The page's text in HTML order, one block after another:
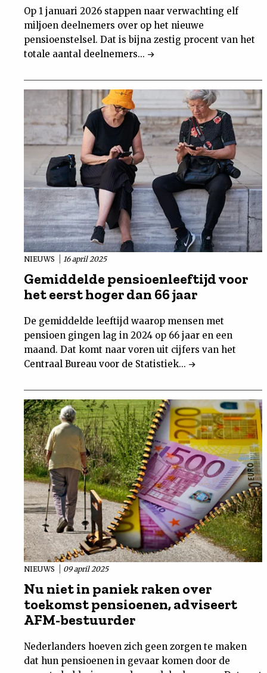
Op 1 januari 2026 stappen naar verwachting elf
miljoen deelnemers over op het nieuwe
pensioenstelsel. Dat is bijna zestig procent van het
totale aantal deelnemers...
NIEUWS 16 april 2025
Gemiddelde pensioenleeftijd voor
het eerst hoger dan 66 jaar
De gemiddelde leeftijd waarop mensen met
pensioen gingen lag in 2024 op 66 jaar en een
maand. Dat komt naar voren uit cijfers van het
Centraal Bureau voor de Statistiek...
NIEUWS 09 april 2025
Nu niet in paniek raken over
toekomst pensioenen, adviseert
AFM-bestuurder
Nederlanders hoeven zich geen zorgen te maken
dat hun pensioenen in gevaar komen door de